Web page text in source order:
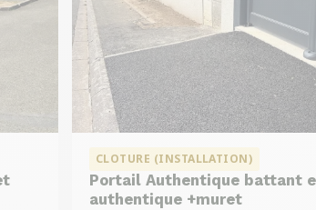
CLOTURE (INSTALLATION)
Portail Authentique battant
authentique +muret